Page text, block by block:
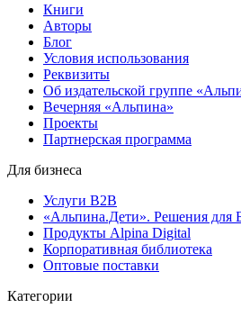
Книги
Авторы
Блог
Условия использования
Реквизиты
Об издательской группе
Вечерняя «Альпина»
Проекты
Партнерская программа
Для бизнеса
Услуги B2B
«Альпина.Дети». Решения для
Продукты Alpina Digital
Корпоративная библиотека
Оптовые поставки
Категории